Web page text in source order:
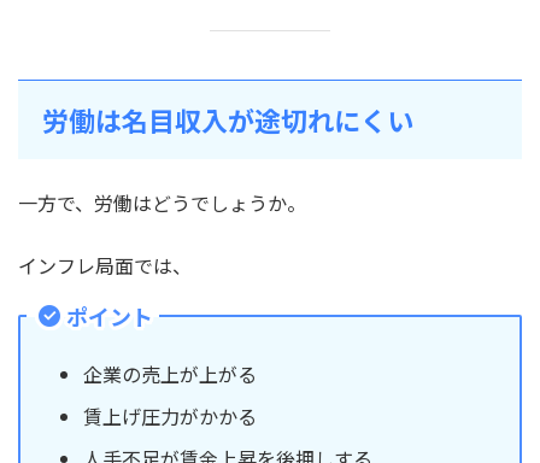
労働は名目収入が途切れにくい
一方で、労働はどうでしょうか。
インフレ局面では、
ポイント
企業の売上が上がる
賃上げ圧力がかかる